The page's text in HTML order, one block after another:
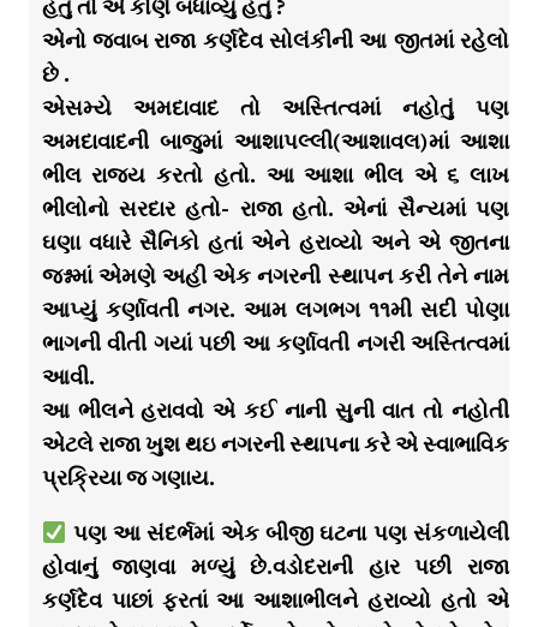
હતું તો એ કોણે બંધાવ્યું હતું ?
એનો જવાબ રાજા કર્ણદેવ સોલંકીની આ જીતમાં રહેલો
છે .
એસમ્યે અમદાવાદ તો અસ્તિત્વમાં નહોતું પણ
અમદાવાદની બાજુમાં આશાપલ્લી(આશાવલ)માં આશા
ભીલ રાજ્ય કરતો હતો. આ આશા ભીલ એ ૬ લાખ
ભીલોનો સરદાર હતો- રાજા હતો. એનાં સૈન્યમાં પણ
ઘણા વધારે સૈનિકો હતાં એને હરાવ્યો અને એ જીતના
જશ્નમાં એમણે અહી એક નગરની સ્થાપન કરી તેને નામ
આપ્યું કર્ણાવતી નગર. આમ લગભગ ૧૧મી સદી પોણા
ભાગની વીતી ગયાં પછી આ કર્ણાવતી નગરી અસ્તિત્વમાં
આવી.
આ ભીલને હરાવવો એ કઈ નાની સુની વાત તો નહોતી
એટલે રાજા ખુશ થઇ નગરની સ્થાપના કરે એ સ્વાભાવિક
પ્રક્રિયા જ ગણાય.
પણ આ સંદર્ભમાં એક બીજી ઘટના પણ સંકળાયેલી
હોવાનું જાણવા મળ્યું છે.વડોદરાની હાર પછી રાજા
કર્ણદેવ પાછાં ફરતાં આ આશાભીલને હરાવ્યો હતો એ